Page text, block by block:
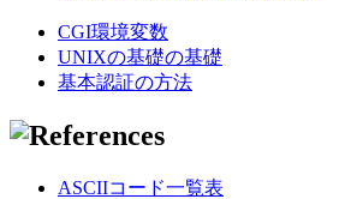
CGI環境変数
UNIXの基礎の基礎
基本認証の方法
ASCIIコード一覧表